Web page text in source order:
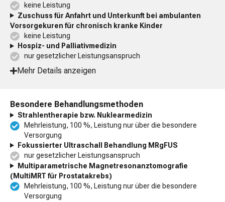
keine Leistung
Zuschuss für Anfahrt und Unterkunft bei ambulanten
Vorsorgekuren für chronisch kranke Kinder
keine Leistung
Hospiz- und Palliativmedizin
nur gesetzlicher Leistungsanspruch
Mehr Details anzeigen
Besondere Behandlungsmethoden
Strahlentherapie bzw. Nuklearmedizin
Mehrleistung, 100 %, Leistung nur über die besondere
Versorgung
Fokussierter Ultraschall Behandlung MRgFUS
nur gesetzlicher Leistungsanspruch
Multiparametrische Magnetresonanztomografie
(MultiMRT für Prostatakrebs)
Mehrleistung, 100 %, Leistung nur über die besondere
Versorgung